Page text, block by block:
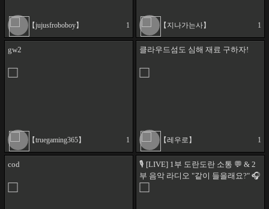
【jujusfroboboy】 1 【지나가는사】 1
gw2
【truegaming365】 1
클라우드섬도 심해 재료 구하자!
【레우로】 1
cod
🎙️ [LIVE] 1부 도란도란 소통 💬 & 2
부 음악 라디오 "같이 들을래요?" 🎧